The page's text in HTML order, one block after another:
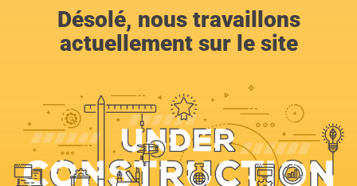
Désolé, nous travaillons
actuellement sur le site